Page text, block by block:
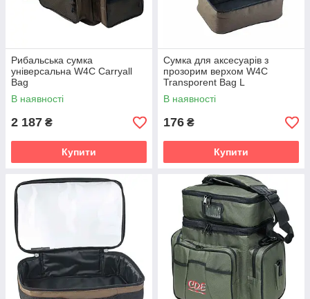
Рибальська сумка
універсальна W4C Carryall
Bag
В наявності
2 187 ₴
Купити
Сумка для аксесуарів з
прозорим верхом W4C
Transporent Bag L
В наявності
176 ₴
Купити